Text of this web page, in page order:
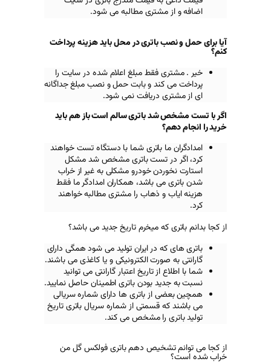
مطالبه می شود.
باتری در محل باید هزینه پرداخت
فقط مبلغ اعلام شده در سایت را
و بابت حمل و نصب مبلغ جداگانه
باتری سالم است باز هم باید
باتری شما با دستگاه تست خواهند
تست باتری مشخص شد مشکل
خودرو مشکلی به غیر از خراب
باشد، همکاران امدادگر ما فقط
ذهاب را مشتری مطالبه خواهند
میخرم تاریخ جدید می باشد؟
در ایران تولید می شود همگی دارای
الکترونیکی و یا کاغذی می باشند.
تاریخ اعتبار گارانتی می توانید
بودن باتری اطمینان حاصل نمایید.
باتری ها دارای شماره سریالی
قسمتی از شماره سریال باتری تاریخ
دهم باتری فولکس گل من